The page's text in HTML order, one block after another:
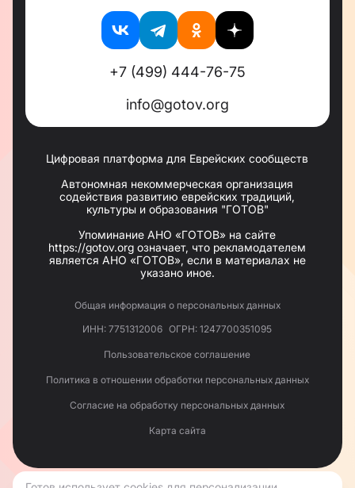
+7 (499) 444-76-75
info@gotov.org
Цифровая платформа для Еврейских сообществ
Автономная некоммерческая организация
содействия развитию еврейских традиций,
культуры и образования "ГОТОВ"
Упоминание АНО «ГОТОВ» на сайте
https://gotov.org означает, что рекламодателем
является АНО «ГОТОВ», если в материалах не
указано иное.
Общая информация о персональных данных
ИНН: 7751312006 ОГРН: 1247700351095
Пользовательское соглашение
Политика в отношении обработки персональных данных
Согласие на обработку персональных данных
Карта сайта